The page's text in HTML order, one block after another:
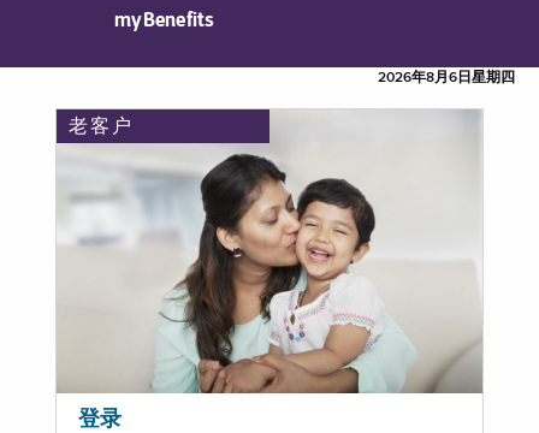
myBenefits
2026年8月6日星期四
老客户
登录